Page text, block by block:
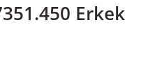
Erkek